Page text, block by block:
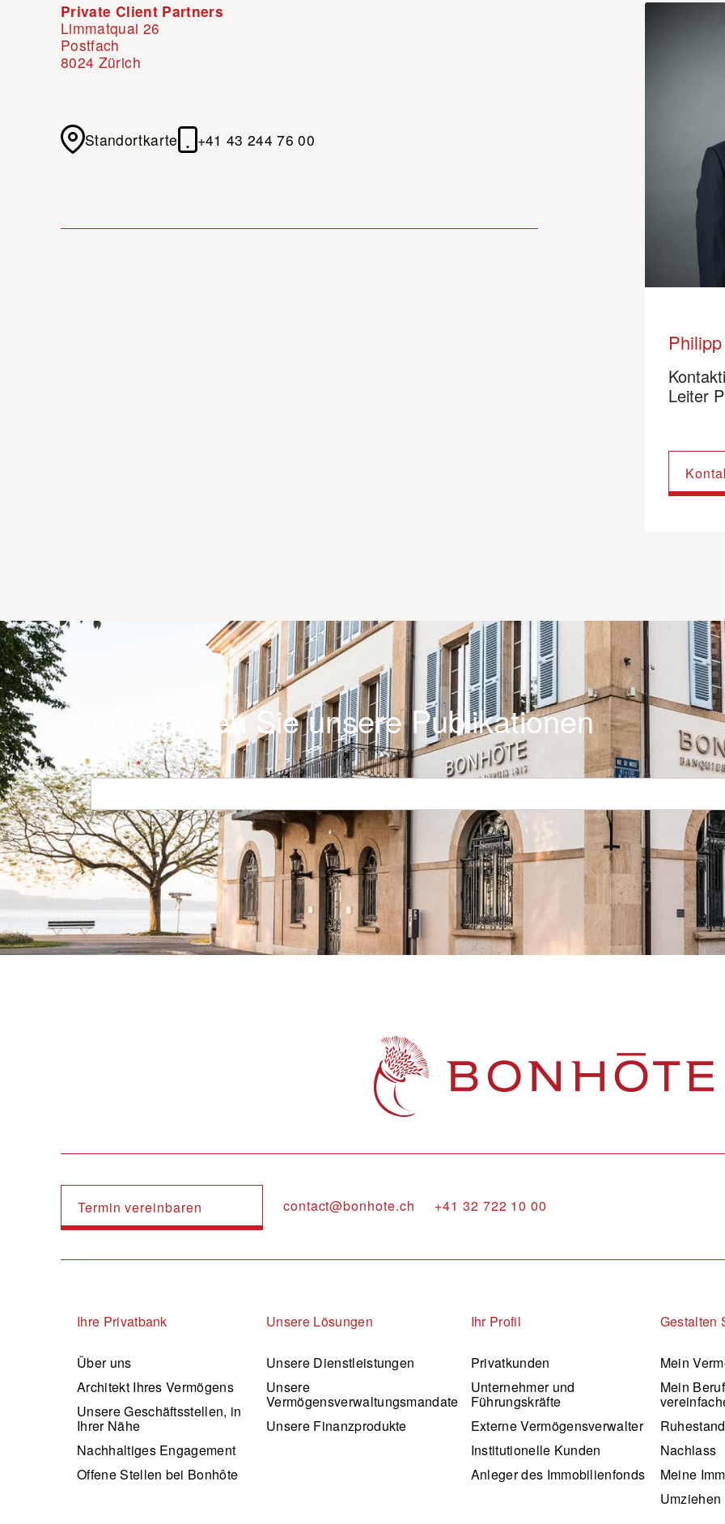
Private Client Partners
Limmatquai 26
Postfach
8024 Zürich
Standortkarte +41 43 244 76 00
Leiter
Abonnieren Sie unsere Publikationen
E-Mail
Termin vereinbaren contact@bonhote.ch +41 32 722 10 00
Navigation principale
Ihre Privatbank
Über uns
Architekt Ihres Vermögens
Unsere Geschäftsstellen, in
Ihrer Nähe
Nachhaltiges Engagement
Offene Stellen bei Bonhôte
Unsere Lösungen
Unsere Dienstleistungen
Unsere
Vermögensverwaltungsmandate
Unsere Finanzprodukte
Ihr Profil
Privatkunden
Unternehmer und
Führungskräfte
Externe Vermögensverwalter
Institutionelle Kunden
Anleger des Immobilienfonds
Gestalten
Mein
Mein
Ruhestand
Nachlass
Meine